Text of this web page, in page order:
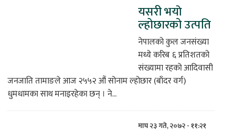
यसरी भयाे
ल्होछारको उत्पति
नेपालको कुल जनसंख्या
मध्ये करिब ६ प्रतिशतको
संख्यामा रहको आदिवासी
जनजाति तामाङले आज २५५२ औं सोनाम ल्होछार (बाँदर वर्ग)
धुमधामका साथ मनाइरहेका छन् । ने...
माघ २३ गते, २०७२ - ११:२१